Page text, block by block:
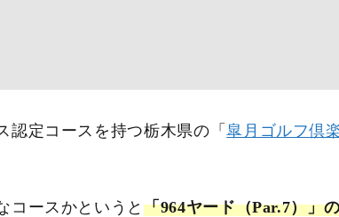
認定コースを持つ栃木県の「皐月ゴルフ倶
コースかというと「964ヤード（Par.7）」